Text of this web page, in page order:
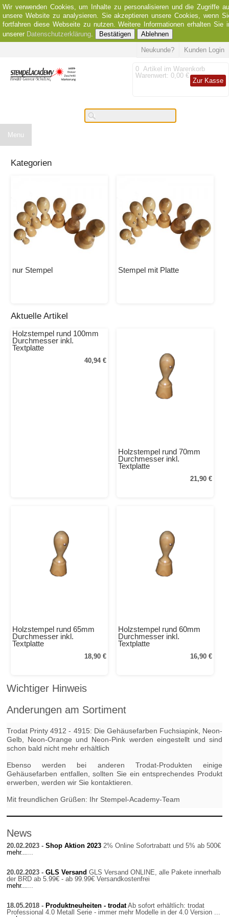
Wir verwenden Cookies, um Inhalte zu personalisieren und die Zugriffe
unsere Website zu analysieren. Sie akzeptieren unsere Cookies, wenn
fortfahren diese Webseite zu nutzen. Weitere Informationen erhalten Sie
unserer Datenschutzerklärung. Bestätigen Ablehnen
Kunden Login
Neukunde?
0 Artikel im Warenkorb
Warenwert: 0,00 €
Zur Kasse
Menu
Kategorien
nur Stempel Stempel mit Platte
Aktuelle Artikel
Holzstempel rund 100mm
Durchmesser inkl.
Textplatte
40,94 €
Holzstempel rund 70mm
Durchmesser inkl.
Textplatte
21,90 €
Holzstempel rund 65mm
Durchmesser inkl.
Textplatte
18,90 €
Holzstempel rund 60mm
Durchmesser inkl.
Textplatte
16,90 €
Wichtiger Hinweis
Anderungen am Sortiment
Trodat Printy 4912 - 4915: Die Gehäusefarben Fuchsiapink, Neon-
Gelb, Neon-Orange und Neon-Pink werden eingestellt und sind
schon bald nicht mehr erhältlich
Ebenso werden bei anderen Trodat-Produkten einige
Gehäusefarben entfallen, sollten Sie ein entsprechendes Produkt
erwerben, werden wir Sie kontaktieren.
Mit freundlichen Grüßen: Ihr Stempel-Academy-Team
News
20.02.2023 - Shop Aktion 2023 2% Online Sofortrabatt und 5% ab 500€
mehr...
20.02.2023 - GLS Versand GLS Versand ONLINE, alle Pakete innerhalb
der BRD ab 5.99€ - ab 99.99€ Versandkostenfrei
mehr...
18.05.2018 - Produktneuheiten - trodatAb sofort erhältlich: trodat
Professional 4.0 Metall Serie - immer mehr Modelle in der 4.0 Version ...